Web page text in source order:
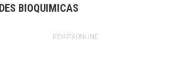
BIOQUIMICAS
REVISTA ONLINE